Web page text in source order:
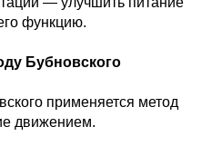
функцию.
Бубновского
применяется метод
движением.